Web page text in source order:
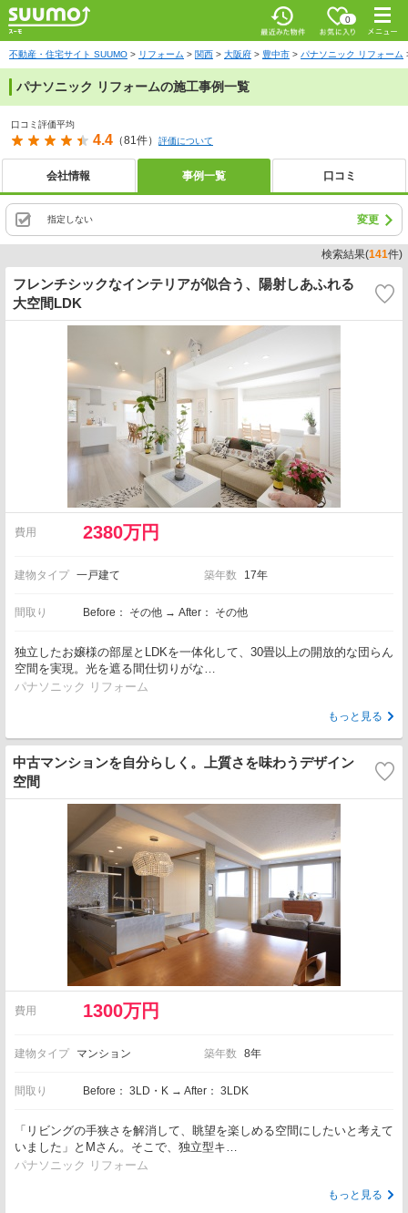
最近みた
物件
お気に入
0
メニ
ュー
不動産・住宅サイト SUUMO リフォーム 関西 大阪府 豊中市 パナソニック リフォーム
パナソニック リフォームの施工事例一覧
口コミ評価平均
4.4 （81件） 評価について
会社情報 事例一覧 口コミ
指定しない 変更
検索結果(141件)
フレンチシックなインテリアが似合う、陽射しあふれる
大空間LDK
費用 2380万円
建物タイプ 一戸建て 築年数 17年
間取り Before： その他 → After： その他
独立したお嬢様の部屋とLDKを一体化して、30畳以上の開放的な団らん
空間を実現。光を遮る間仕切りがな…
パナソニック リフォーム
もっと見る
中古マンションを自分らしく。上質さを味わうデザイン
空間
費用 1300万円
建物タイプ マンション 築年数 8年
間取り Before： 3LD・K → After： 3LDK
「リビングの手狭さを解消して、眺望を楽しめる空間にしたいと考えて
いました」とMさん。そこで、独立型キ…
パナソニック リフォーム
もっと見る